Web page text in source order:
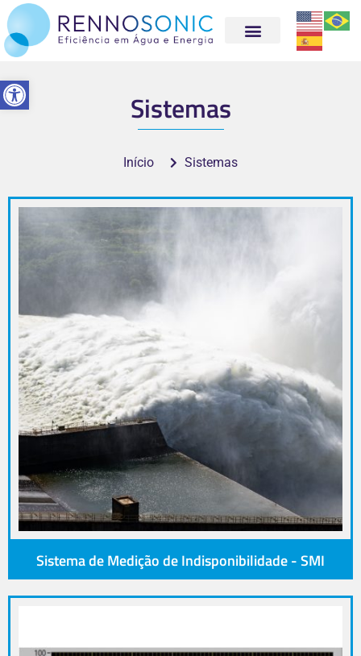
Abrir a barra de ferramentas
Sistemas
Início Sistemas
Sistema de Medição de Indisponibilidade - SMI